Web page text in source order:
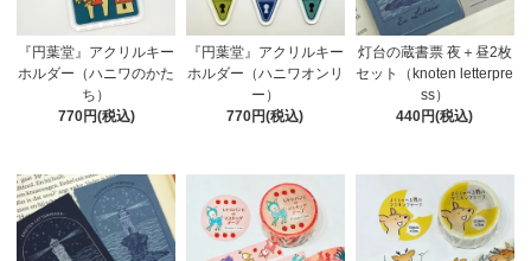
『円葉堂』アクリルキー
ホルダー（ハニワのかた
ち）
770円(税込)
『円葉堂』アクリルキー
ホルダー（ハニワオンリ
ー）
770円(税込)
灯台の蔵書票 夜＋昼2枚
セット（knoten letterpre
ss）
440円(税込)